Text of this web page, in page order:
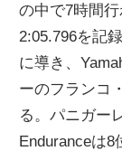
の中で7時間
2:05.796を記
に導き、
ーのフランコ
る。パニガー
Enduranceは8